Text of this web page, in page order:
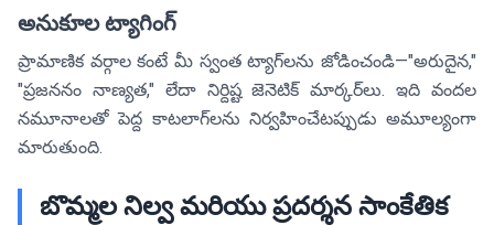
అనుకూల ట్యాగింగ్
ప్రామాణిక వర్గాల కంటే మీ స్వంత ట్యాగ్‌లను జోడించండి—"అరుదైన,"
"ప్రజననం నాణ్యత," లేదా నిర్దిష్ట జెనెటిక్ మార్కర్‌లు. ఇది వందల
నమూనాలతో పెద్ద కాటలాగ్‌లను నిర్వహించేటప్పుడు అమూల్యంగా
మారుతుంది.
బొమ్మల నిల్వ మరియు ప్రదర్శన సాంకేతిక